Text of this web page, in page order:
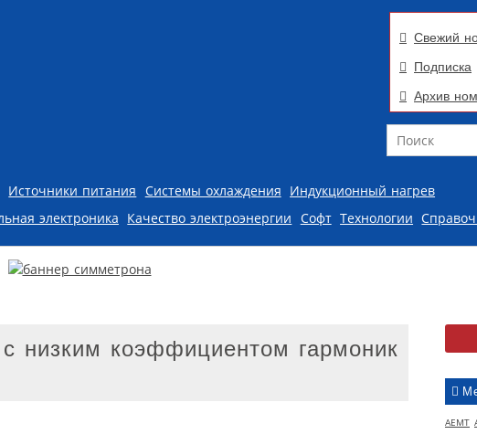
Свежий
Подписка
Архив
Поиск
Источники питания Системы охлаждения Индукционный нагрев
электроника Качество электроэнергии Софт Технологии
AEMT
низким коэффициентом гармоник